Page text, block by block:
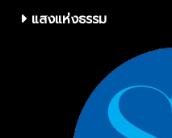
แสงแห่งธรรม